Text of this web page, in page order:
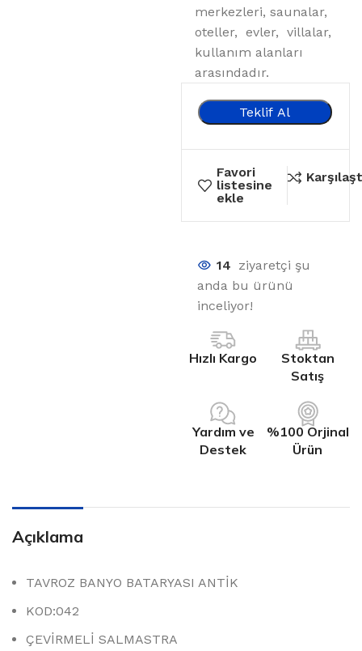
merkezleri, saunalar,
oteller, evler, villalar,
kullanım alanları
arasındadır.
Teklif Al
Favori
listesine
ekle
14 ziyaretçi şu
anda bu ürünü
inceliyor!
Hızlı Kargo
Stoktan
Satış
Yardım ve
Destek
%100 Orjinal
Ürün
Açıklama
TAVROZ BANYO BATARYASI ANTİK
KOD:042
ÇEVİRMELİ SALMASTRA